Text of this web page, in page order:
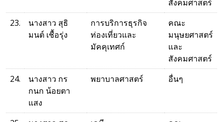
สังคมศาสตร์
23.
นางสาว สุธิ
มนต์ เชื้อรุ่ง
การบริการธุรกิจ
ท่องเที่ยวและ
มัคคุเทศก์
คณะ
มนุษยศาสตร์
และ
สังคมศาสตร์
24.
นางสาว กร
กนก น้อยตา
แสง
พยาบาลศาสตร์ อื่นๆ